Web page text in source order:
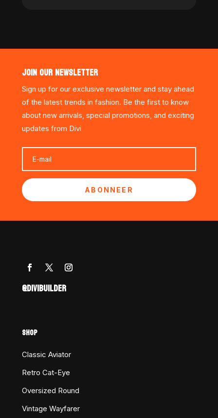
JOIN OUR NEWSLETTER
Sign up for our exclusive newsletter and stay ahead
of the latest trends in fashion. Be the first to know
about new arrivals, special promotions, and exciting
updates from Divi
ABONNEER
@DIVIBUILDER
SHOP
Classic Aviator
Retro Cat-Eye
Oversized Round
Vintage Wayfarer